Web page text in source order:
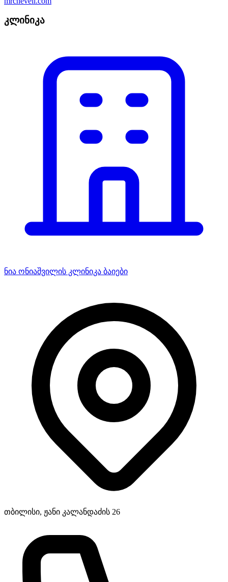
კლინიკა
ნია ონიაშვილის კლინიკა ბაიები
თბილისი, ჟანი კალანდაძის 26